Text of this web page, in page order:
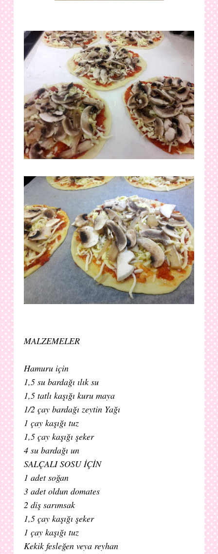
MALZEMELER
Hamuru için
1,5 su bardağı ılık su
1,5 tatlı kaşığı kuru maya
1/2 çay bardağı zeytin Yağı
1 çay kaşığı tuz
1,5 çay kaşığı şeker
4 su bardağı un
SALÇALI SOSU İÇİN
1 adet soğan
3 adet oldun domates
2 diş sarımsak
1,5 çay kaşığı şeker
1 çay kaşığı tuz
Kekik fesleğen veya reyhan